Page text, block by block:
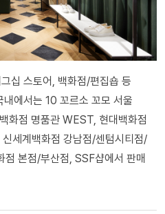
십 스토어, 백화점/편집숍 등
에서는 10 꼬르소 꼬모 서울
화점 명품관 WEST, 현대백화점
세계백화점 강남점/센텀시티점/
점 본점/부산점, SSF샵에서 판매